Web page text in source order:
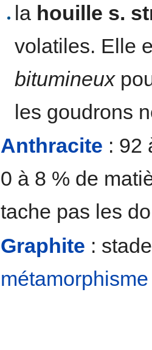
la houille s.
volatiles. Elle
bitumineux
les goudrons
Anthracite : 92
0 à 8 % de
tache pas les
Graphite :
métamorphisme